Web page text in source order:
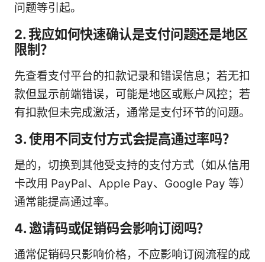
问题等引起。
2. 我应如何快速确认是支付问题还是地区
限制？
先查看支付平台的扣款记录和错误信息；若无扣
款但显示前端错误，可能是地区或账户风控；若
有扣款但未完成激活，通常是支付环节的问题。
3. 使用不同支付方式会提高通过率吗？
是的，切换到其他受支持的支付方式（如从信用
卡改用 PayPal、Apple Pay、Google Pay 等）
通常能提高通过率。
4. 邀请码或促销码会影响订阅吗？
通常促销码只影响价格，不应影响订阅流程的成